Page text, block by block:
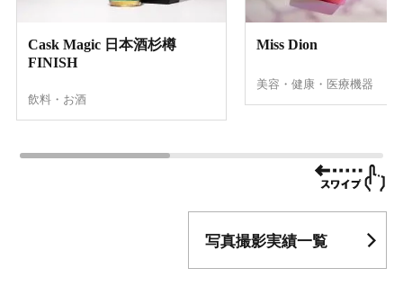
Cask Magic 日本酒杉樽
FINISH
飲料・お酒
Miss Dion
美容・健康・医療機器
写真撮影実績一覧